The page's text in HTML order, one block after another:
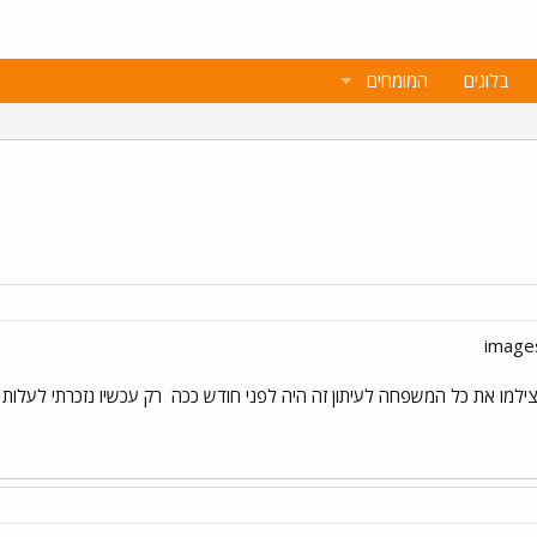
בלוגים המומחים
את כל המשפחה לעיתון זה היה לפני חודש ככה רק עכשיו נזכרתי